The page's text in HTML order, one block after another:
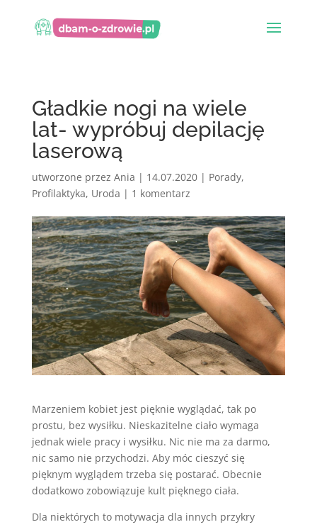
Gładkie nogi na wiele
lat- wypróbuj depilację
laserową
utworzone przez Ania | 14.07.2020| Porady,
Profilaktyka, Uroda | 1 komentarz
Marzeniem kobiet jest pięknie wyglądać, tak po
prostu, bez wysiłku. Nieskazitelne ciało wymaga
jednak wiele pracy i wysiłku. Nic nie ma za darmo,
nic samo nie przychodzi. Aby móc cieszyć się
pięknym wyglądem trzeba się postarać. Obecnie
dodatkowo zobowiązuje kult pięknego ciała.
Dla niektórych to motywacja dla innych przykry